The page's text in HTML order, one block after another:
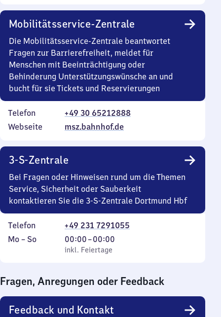
Mobilitätsservice-Zentrale
Die Mobilitätsservice-Zentrale beantwortet
Fragen zur Barrierefreiheit, meldet für
Menschen mit Beeinträchtigung oder
Behinderung Unterstützungswünsche an und
bucht für sie Tickets und Reservierungen
Telefon
+49 30 65212888
Webseite
msz.bahnhof.de
3-S-Zentrale
Bei Fragen oder Hinweisen rund um die Themen
Service, Sicherheit oder Sauberkeit
kontaktieren Sie die 3-S-Zentrale Dortmund Hbf
Telefon
+49 231 7291055
Montag
Mo – So,
inkl. Feiertage
00:00–00:00
Von
0
0
Uhr
inkl. Feiertage
Fragen, Anregungen oder Feedback
Feedback und Kontakt